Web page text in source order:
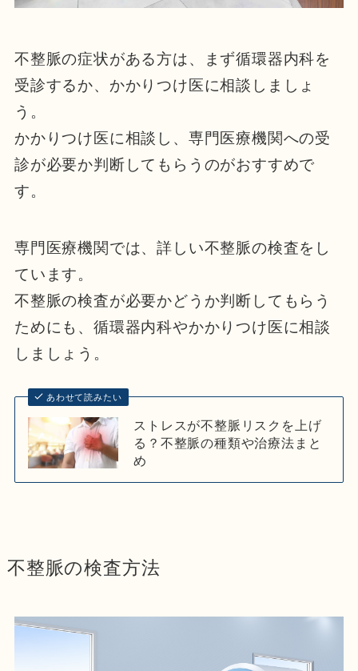
不整脈の症状がある方は、まず循環器内科を
受診するか、かかりつけ医に相談しましょ
う。
かかりつけ医に相談し、専門医療機関への受
診が必要か判断してもらうのがおすすめで
す。
専門医療機関では、詳しい不整脈の検査をし
ています。
不整脈の検査が必要かどうか判断してもらう
ためにも、循環器内科やかかりつけ医に相談
しましょう。
あわせて読みたい
ストレスが不整脈リスクを上げ
る？不整脈の種類や治療法まと
め
不整脈の検査方法